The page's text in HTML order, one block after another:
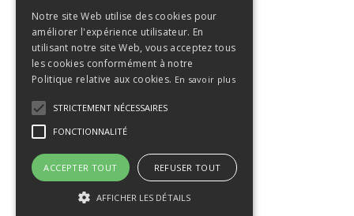
Notre site Web utilise des cookies pour
améliorer l'expérience utilisateur. En
utilisant notre site Web, vous acceptez tous
les cookies conformément à notre
Politique relative aux cookies. En savoir plus
STRICTEMENT NÉCESSAIRES
FONCTIONNALITÉ
ACCEPTER TOUT REFUSER TOUT
AFFICHER LES DÉTAILS